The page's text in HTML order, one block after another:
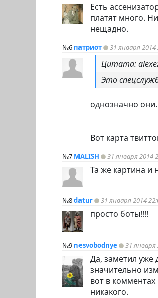
Есть
платят много.
нещадно.
№6 патриот 31 января 2014
Цитата:
Это
однозначно они.
Вот карта
№7 MALISH 31 января 2014
Та же картина и
№8datur 31 января 2014
просто боты!!!!
№9 nesvobodnye 31 января
Да, заметил уже
значительно
вот в
никакого.